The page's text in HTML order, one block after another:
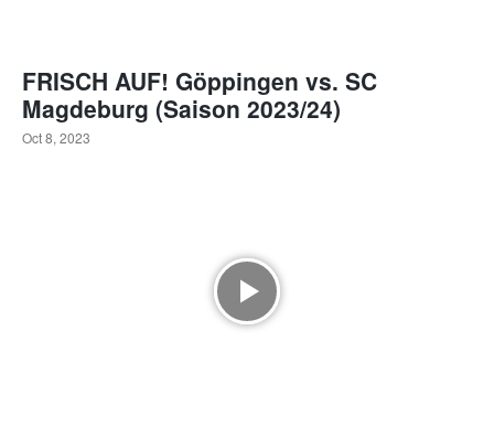
FRISCH AUF! Göppingen vs. SC
Magdeburg (Saison 2023/24)
Oct 8, 2023